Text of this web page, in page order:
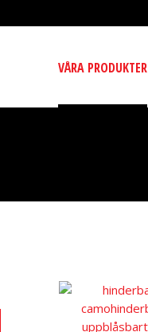
VÅRA PRODUKTER